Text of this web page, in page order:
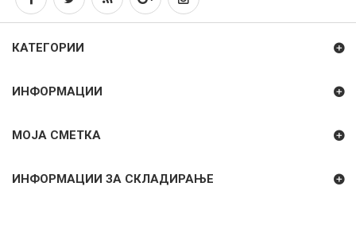
КАТЕГОРИИ
ИНФОРМАЦИИ
МОЈА СМЕТКА
ИНФОРМАЦИИ ЗА СКЛАДИРАЊЕ